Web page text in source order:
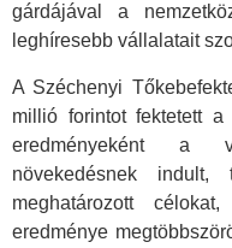
gárdájával a
leghíresebb vállalatait
A Széchenyi
millió forintot fektetett a
eredményeként a
növekedésnek
meghatározott
eredménye